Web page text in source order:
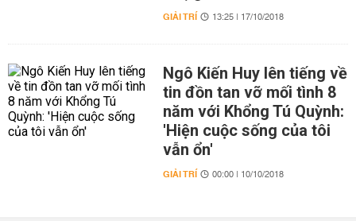
GIẢI TRÍ 13:25 | 17/10/2018
Ngô Kiến Huy lên tiếng về
tin đồn tan vỡ mối tình 8
năm với Khổng Tú Quỳnh:
'Hiện cuộc sống của tôi
vẫn ổn'
GIẢI TRÍ 00:00 | 10/10/2018